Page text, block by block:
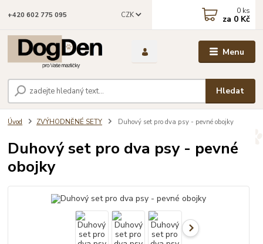
Menu
CZK
Hledat
+420 602 775 095 0 ks
za 0 Kč
Úvod ZVÝHODNĚNÉ SETY Duhový set pro dva psy - pevné obojky
Duhový set pro dva psy - pevné
obojky